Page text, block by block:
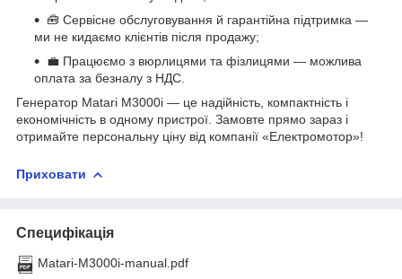
🧰 Сервісне обслуговування й гарантійна підтримка —
ми не кидаємо клієнтів після продажу;
💼 Працюємо з вюрлицями та фізлицями — можлива
оплата за безналу з НДС.
Генератор Matari M3000i — це надійність, компактність і
економічність в одному пристрої. Замовте прямо зараз і
отримайте персональну ціну від компанії «Електромотор»!
Приховати
Специфікація
Matari-M3000i-manual.pdf